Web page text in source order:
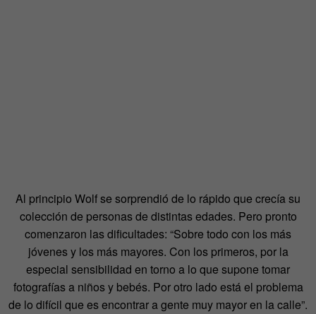
Al principio Wolf se sorprendió de lo rápido que crecía su
colección de personas de distintas edades. Pero pronto
comenzaron las dificultades: “Sobre todo con los más
jóvenes y los más mayores. Con los primeros, por la
especial sensibilidad en torno a lo que supone tomar
fotografías a niños y bebés. Por otro lado está el problema
de lo difícil que es encontrar a gente muy mayor en la calle”.